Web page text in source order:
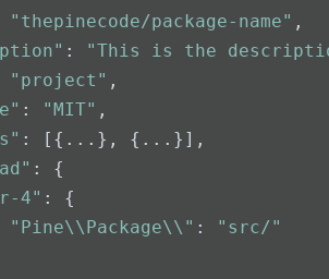
"thepinecode/package-name" ,
: "This is the
"project" ,
: "MIT" ,
: [{...}, {...}],
: {
4" : {
"Pine\\Package\\" :
"src/"